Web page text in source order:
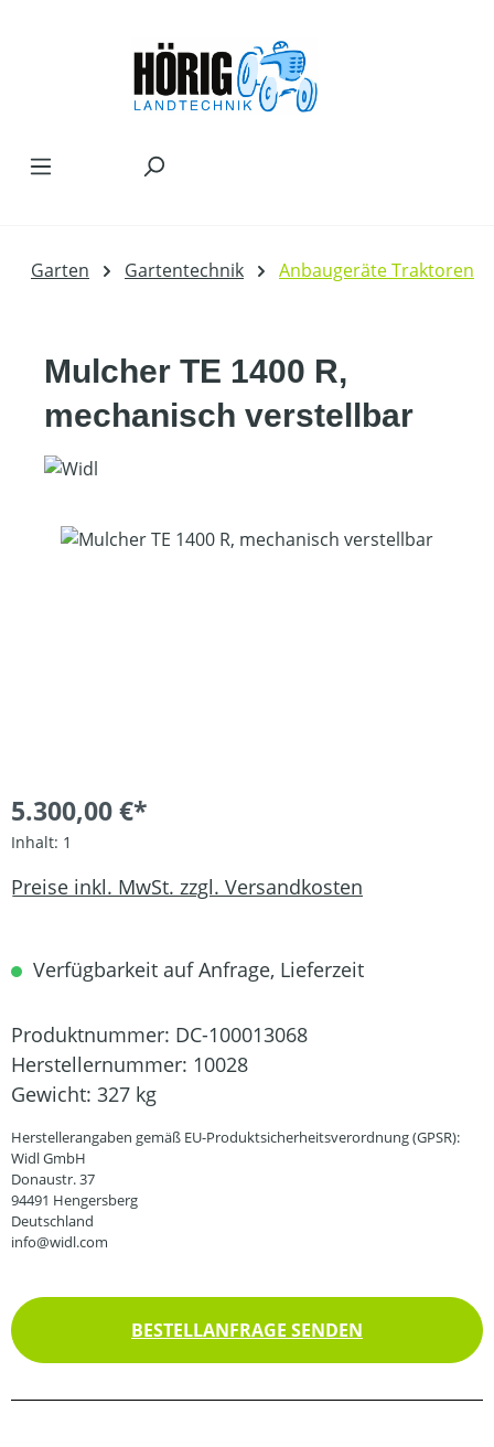
Garten Gartentechnik Anbaugeräte Traktoren
Mulcher TE 1400 R,
mechanisch verstellbar
Bildergalerie überspringen
5.300,00 €*
Inhalt: 1
Preise inkl. MwSt. zzgl. Versandkosten
Verfügbarkeit auf Anfrage, Lieferzeit
Produktnummer: DC-100013068
Herstellernummer: 10028
Gewicht: 327 kg
Herstellerangaben gemäß EU-Produktsicherheitsverordnung (GPSR):
Widl GmbH
Donaustr. 37
94491 Hengersberg
Deutschland
info@widl.com
BESTELLANFRAGE SENDEN